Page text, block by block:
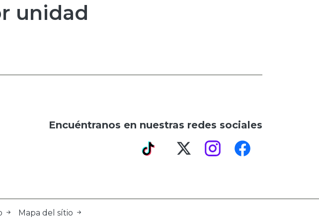
unidad
Encuéntranos en nuestras redes sociales
Mapa del sítio